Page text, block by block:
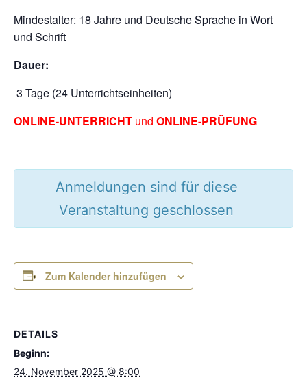
Mindestalter: 18 Jahre und Deutsche Sprache in Wort
und Schrift
Dauer:
3 Tage (24 Unterrichtseinheiten)
ONLINE-UNTERRICHT und ONLINE-PRÜFUNG
Anmeldungen sind für diese
Veranstaltung geschlossen
Zum Kalender hinzufügen
DETAILS
Beginn:
24. November 2025 @ 8:00